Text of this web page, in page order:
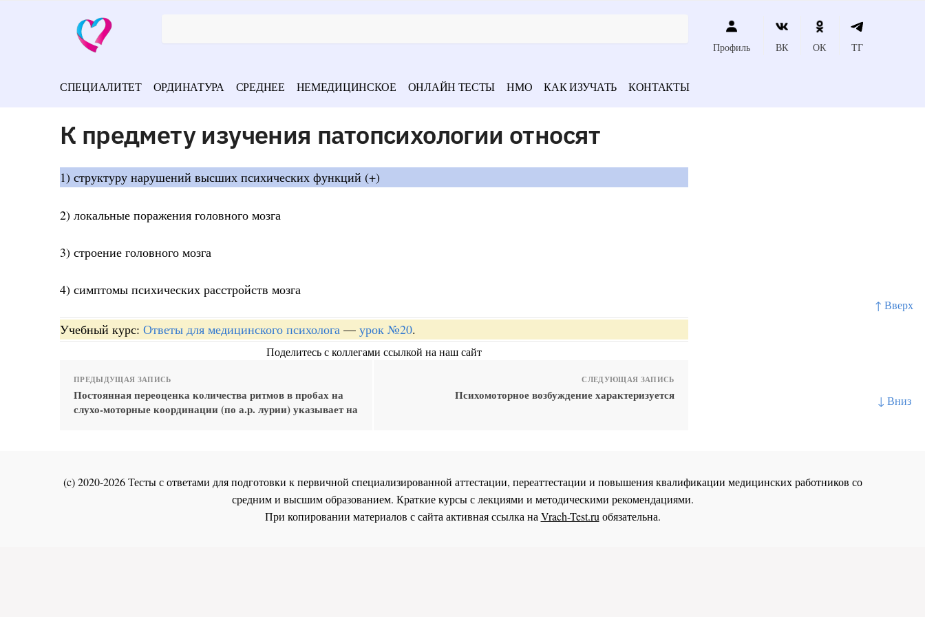
↑ Вверх
↓ Вниз
Профиль ВК ОК ТГ
СПЕЦИАЛИТЕТ ОРДИНАТУРА СРЕДНЕЕ НЕМЕДИЦИНСКОЕ ОНЛАЙН ТЕСТЫ НМО КАК ИЗУЧАТЬ КОНТАКТЫ
К предмету изучения патопсихологии относят
1) структуру нарушений высших психических функций (+)
2) локальные поражения головного мозга
3) строение головного мозга
4) симптомы психических расстройств мозга
Учебный курс: Ответы для медицинского психолога — урок №20.
Поделитесь с коллегами ссылкой на наш сайт
ПРЕДЫДУЩАЯ ЗАПИСЬ
Постоянная переоценка количества ритмов в пробах на
слухо-моторные координации (по а.р. лурии) указывает на
СЛЕДУЮЩАЯ ЗАПИСЬ
Психомоторное возбуждение характеризуется
(c) 2020-2026 Тесты с ответами для подготовки к первичной специализированной аттестации, переаттестации и повышения квалификации медицинских работников со
средним и высшим образованием. Краткие курсы с лекциями и методическими рекомендациями.
При копировании материалов с сайта активная ссылка на Vrach-Test.ru обязательна.